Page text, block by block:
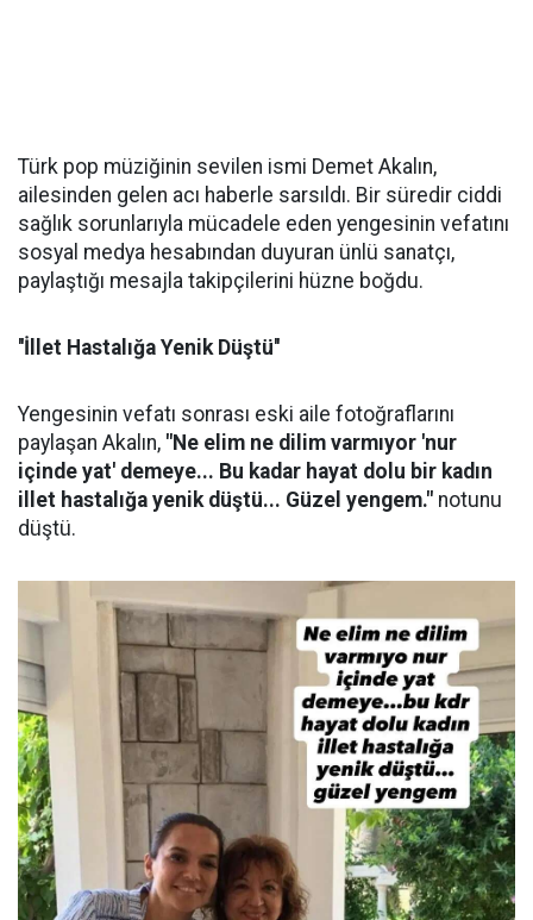
Türk pop müziğinin sevilen ismi Demet Akalın,
ailesinden gelen acı haberle sarsıldı. Bir süredir ciddi
sağlık sorunlarıyla mücadele eden yengesinin vefatını
sosyal medya hesabından duyuran ünlü sanatçı,
paylaştığı mesajla takipçilerini hüzne boğdu.
''İllet Hastalığa Yenik Düştü''
Yengesinin vefatı sonrası eski aile fotoğraflarını
paylaşan Akalın, "Ne elim ne dilim varmıyor 'nur
içinde yat' demeye... Bu kadar hayat dolu bir kadın
illet hastalığa yenik düştü... Güzel yengem." notunu
düştü.